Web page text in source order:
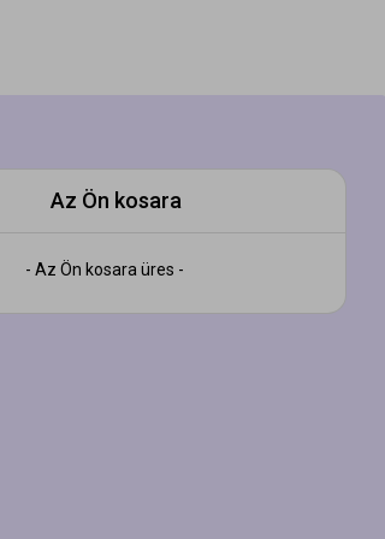
Az Ön kosara
- Az Ön kosara üres -